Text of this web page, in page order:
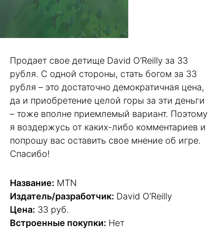
Продает свое детище David O’Reilly за 33
рубля. С одной стороны, стать богом за 33
рубля – это достаточно демократичная цена,
да и приобретение целой горы за эти деньги
– тоже вполне приемлемый вариант. Поэтому
я воздержусь от каких-либо комментариев и
попрошу вас оставить свое мнение об игре.
Спасибо!
Название: MTN
Издатель/разработчик: David O’Reilly
Цена: 33 руб.
Встроенные покупки: Нет